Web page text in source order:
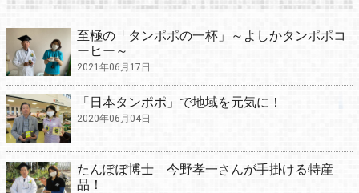
至極の「タンポポの一杯」～よしかタンポポコ
ーヒー～
2021年06月17日
「日本タンポポ」で地域を元気に！
2020年06月04日
たんぽぽ博士 今野孝一さんが手掛ける特産
品！